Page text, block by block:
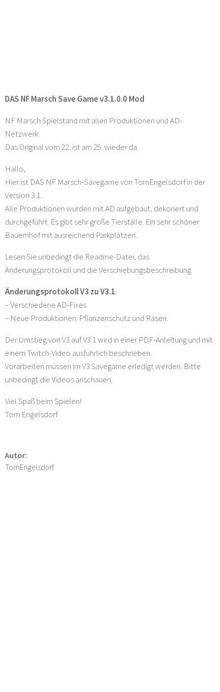
DAS NF Marsch Save Game v3.1.0.0 Mod
NF Marsch Spielstand mit allen Produktionen und AD-
Netzwerk
Das Original vom 22. ist am 25. wieder da.
Hallo,
Hier ist DAS NF Marsch-Savegame von TomEngelsdorf in der
Version 3.1.
Alle Produktionen wurden mit AD aufgebaut, dekoriert und
durchgeführt. Es gibt sehr große Tierställe. Ein sehr schöner
Bauernhof mit ausreichend Parkplätzen.
Lesen Sie unbedingt die Readme-Datei, das
Änderungsprotokoll und die Verschiebungsbeschreibung.
Änderungsprotokoll V3 zu V3.1
– Verschiedene AD-Fixes
– Neue Produktionen: Pflanzenschutz und Rasen.
Der Umstieg von V3 auf V3.1 wird in einer PDF-Anleitung und mit
einem Twitch-Video ausführlich beschrieben.
Vorarbeiten müssen im V3 Savegame erledigt werden. Bitte
unbedingt die Videos anschauen.
Viel Spaß beim Spielen!
Tom Engelsdorf
Autor:
TomEngelsdorf